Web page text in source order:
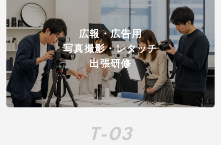
広報・広告用
写真撮影・レタッチ
出張研修
T-03